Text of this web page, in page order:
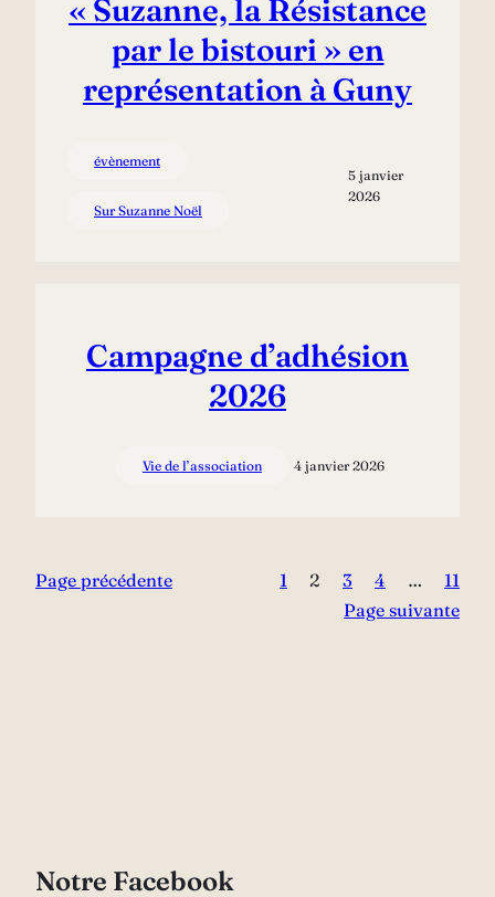
« Suzanne, la Résistance
par le bistouri » en
représentation à Guny
évènement
Sur Suzanne Noël
5 janvier
2026
Campagne d’adhésion
2026
Vie de l’association 4 janvier 2026
Page précédente 1 2 3 4 …
11
Page suivante
Notre Facebook